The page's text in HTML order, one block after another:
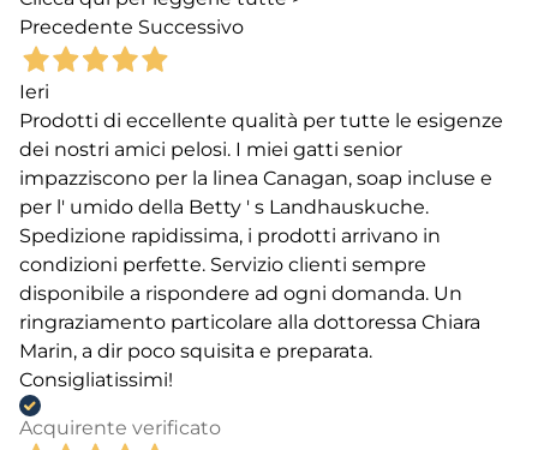
Precedente Successivo
Ieri
Prodotti di eccellente qualità per tutte le esigenze
dei nostri amici pelosi. I miei gatti senior
impazziscono per la linea Canagan, soap incluse e
per l' umido della Betty ' s Landhauskuche.
Spedizione rapidissima, i prodotti arrivano in
condizioni perfette. Servizio clienti sempre
disponibile a rispondere ad ogni domanda. Un
ringraziamento particolare alla dottoressa Chiara
Marin, a dir poco squisita e preparata.
Consigliatissimi!
Acquirente verificato